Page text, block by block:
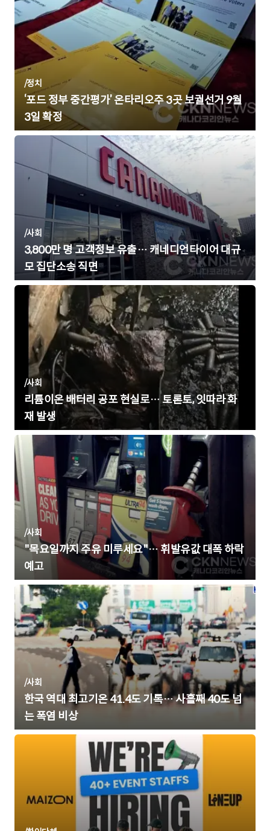
/정치
‘포드 정부 중간평가’ 온타리오주 3곳 보궐선거 9월
3일 확정
/사회
3,800만 명 고객정보 유출… 캐네디언타이어 대규
모 집단소송 직면
/사회
리튬이온 배터리 공포 현실로… 토론토, 잇따라 화
재 발생
/사회
"목요일까지 주유 미루세요"… 휘발유값 대폭 하락
예고
/사회
한국 역대 최고기온 41.4도 기록… 사흘째 40도 넘
는 폭염 비상